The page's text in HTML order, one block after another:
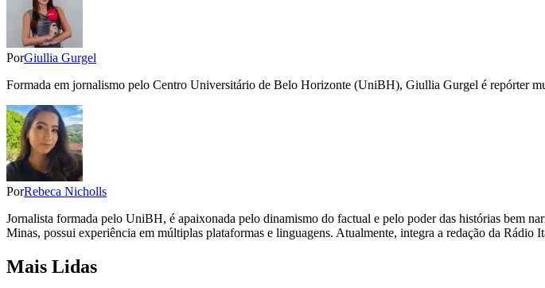
PorGiullia Gurgel
Formada em jornalismo pelo Centro Universitário de Belo Horizonte (UniBH), Giullia Gurgel é repórter
PorRebeca Nicholls
Jornalista formada pelo UniBH, é apaixonada pelo dinamismo do factual e pelo poder das histórias bem
Minas, possui experiência em múltiplas plataformas e linguagens. Atualmente, integra a redação da
Mais Lidas